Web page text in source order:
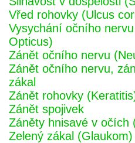
Vřed rohovky (Ulcus
Vysychání očního
Opticus)
Zánět očního nervu
Zánět očního nervu,
zákal
Zánět rohovky
Zánět spojivek
Záněty hnisavé v očích
Zelený zákal (Glaukom)